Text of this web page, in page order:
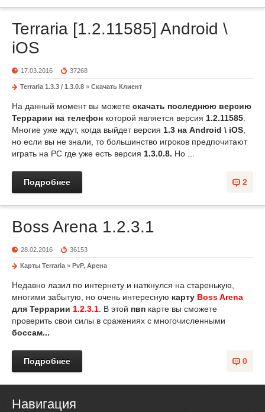
Terraria [1.2.11585] Android \
iOS
17.03.2016 37268
Terraria 1.3.3 / 1.3.0.8 » Скачать Клиент
На данный момент вы можете скачать последнюю версию
Террарии на телефон которой является версия 1.2.11585
Многие уже ждут, когда выйдет версия 1.3 на Android \ iOS
но если вы не знали, то большинство игроков предпочитают
играть на PC где уже есть версия 1.3.0.8. Но ...
2
Подробнее
Boss Arena 1.2.3.1
28.02.2016 36153
Карты Terraria » PvP, Арена
Недавно лазил по интернету и наткнулся на старенькую,
многими забытую, но очень интересную карту Boss Arena
для Террарии 1.2.3.1 . В этой пвп карте вы сможете
проверить свои силы в сражениях с многочисленными
боссам...
0
Подробнее
Навигация